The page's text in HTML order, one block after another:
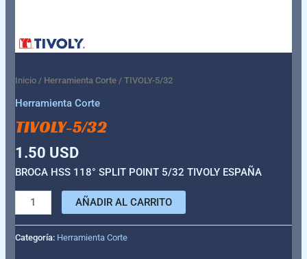
Inicio / Herramienta Corte / TIVOLY-5/32
Herramienta Corte
TIVOLY-5/32
1.50 USD
BROCA HSS 118° SPLIT POINT 5/32 TIVOLY ESPAÑA
AÑADIR AL CARRITO
Categoría: Herramienta Corte